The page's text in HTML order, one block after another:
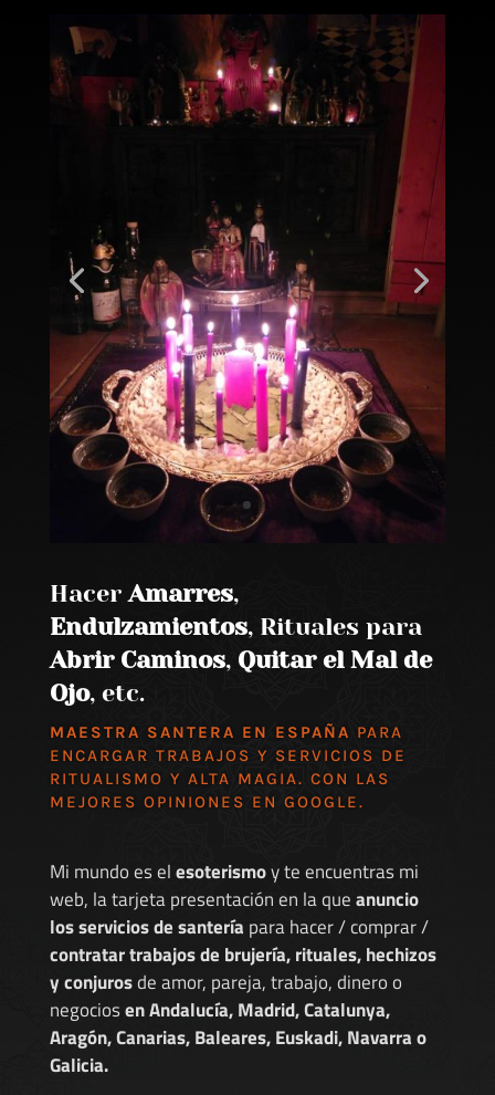
Hacer Amarres,
Endulzamientos, Rituales para
Abrir Caminos, Quitar el Mal de
Ojo, etc.
MAESTRA SANTERA EN ESPAÑA PARA
ENCARGAR TRABAJOS Y SERVICIOS DE
RITUALISMO Y ALTA MAGIA. CON LAS
MEJORES OPINIONES EN GOOGLE.
Mi mundo es elesoterismoy te encuentras mi
web, la tarjeta presentación en la queanuncio
los servicios de santería para hacer / comprar /
contratar trabajos de brujería, rituales, hechizos
y conjurosde amor, pareja, trabajo, dinero o
negociosen Andalucía, Madrid, Catalunya,
Aragón, Canarias, Baleares, Euskadi, Navarra o
Galicia.